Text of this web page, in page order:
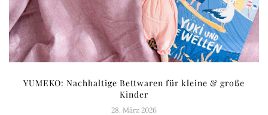
YUMEKO: Nachhaltige Bettwaren für kleine & große
Kinder
28. März 2026